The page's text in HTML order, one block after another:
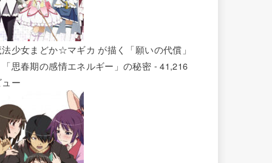
少女まどか☆マギカ が描く「願いの代償」
思春期の感情エネルギー」の秘密 - 41,216
ー